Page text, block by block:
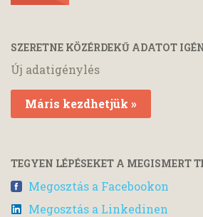
SZERETNE KÖZÉRDEKŰ ADATOT
Új adatigénylés
Máris kezdhetjük »
TEGYEN LÉPÉSEKET A MEGISMERT
Megosztás a Facebookon
Megosztás a Linkedinen